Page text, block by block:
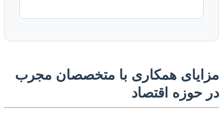
همکاری با متخصصان مجرب
حوزه اقتصاد